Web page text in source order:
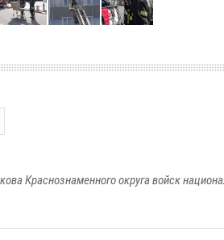
Краснознаменного округа войск